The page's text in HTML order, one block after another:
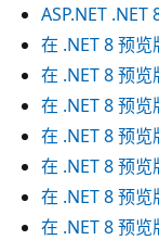
ASP.NET
在 .NET 8 预览
在 .NET 8 预览
在 .NET 8 预览
在 .NET 8 预览
在 .NET 8 预览
在 .NET 8 预览
在 .NET 8 预览